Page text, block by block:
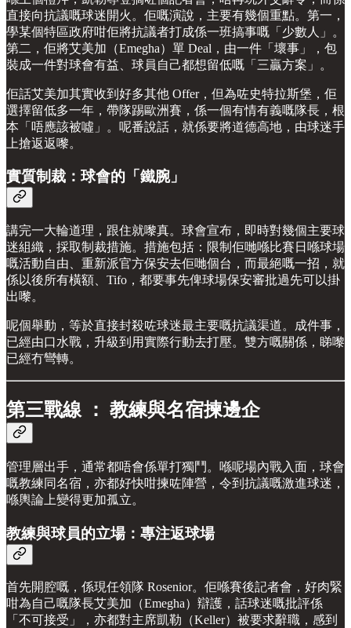
直接向抗議嘅球迷開火。佢嘅演說，主要有幾個重點。第一，
學某個特區政府咁佢將抗議者打成係一班搞事嘅「少數人」。
第二，佢將艾美加（Emegha）單 Deal，由一件「壞事」，包
裝成一件對球會有益、球員自己都想留低嘅「三贏方案」。
佢話艾美加其實收到好多其他 Offer，但為咗史特拉斯堡，佢
選擇留低多一年，帶隊踢歐洲賽，係一個有情有義嘅隊長，根
本「唔應該被噓」。呢番說話，就係要將道德高地，由球迷手
上搶返返嚟。
實質制裁：球會的「鐵腕」
講完一大輪道理，跟住就嚟真。球會宣布，即時對幾個主要球
迷組織，採取制裁措施。措施包括：限制佢哋喺比賽日喺球場
嘅活動自由、重新派官方保安去佢哋個台，而最絕嘅一招，就
係以後所有橫額、Tifo，都要事先俾球場保安審批過先可以掛
出嚟。
呢個舉動，等於直接封殺咗球迷最主要嘅抗議渠道。成件事，
已經由口水戰，升級到用實際行動去打壓。雙方嘅關係，睇嚟
已經冇彎轉。
第三戰線 ： 教練與名宿揀邊企
管理層出手，通常都唔會係單打獨鬥。喺呢場內戰入面，球會
嘅教練同名宿，亦都好快咁揀咗陣營，令到抗議嘅激進球迷，
喺輿論上變得更加孤立。
教練與球員的立場：專注返球場
首先開腔嘅，係現任領隊 Rosenior。佢喺賽後記者會，好肉緊
咁為自己嘅隊長艾美加（Emegha）辯護，話球迷嘅批評係
「不可接受」，亦都對主席凱勒（Keller）被要求辭職，感到